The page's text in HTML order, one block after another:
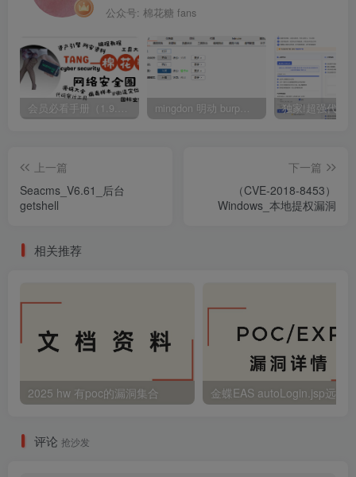
公众号: 棉花糖 fans
会员必看手册（1.9.0版本 26.4.5更新） mingdon 明动 burp插件0.2.6版本 本地时间校验去除版
上一篇
Seacms_V6.61_后台
getshell
下一篇
（CVE-2018-8453）
Windows_本地提权漏洞
相关推荐
2025 hw 有poc的漏洞集合
评论 抢沙发